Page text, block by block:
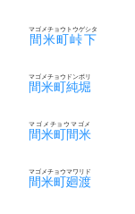
間米町峠下
マゴメチョウトウゲシタ
間米町純堀
マゴメチョウドンボリ
間米町間米
マゴメチョウマゴメ
間米町廻渡
マゴメチョウマワリド